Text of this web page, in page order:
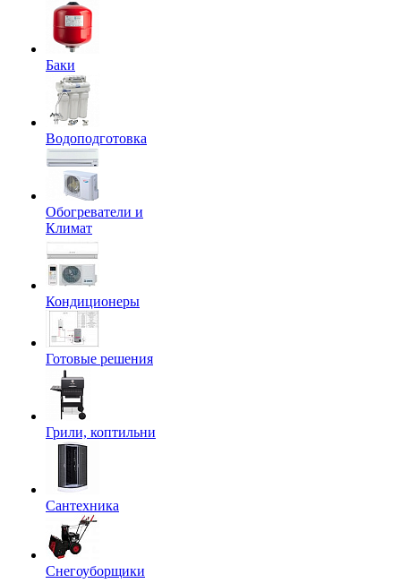
Баки
Водоподготовка
Обогреватели и
Климат
Кондиционеры
Готовые решения
Грили, коптильни
Сантехника
Снегоуборщики